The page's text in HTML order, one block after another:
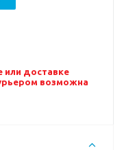
или доставке
возможна